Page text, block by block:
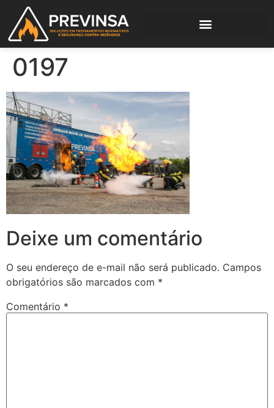
0197
Deixe um comentário
O seu endereço de e-mail não será publicado. Campos
obrigatórios são marcados com *
Comentário *